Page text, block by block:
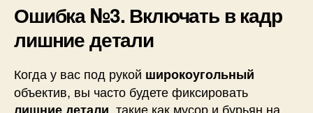
Ошибка №3. Включать в кадр
лишние детали
Когда у вас под рукой широкоугольный
объектив, вы часто будете фиксировать
, такие как мусор и бурьян на